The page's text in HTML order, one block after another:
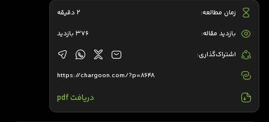
زمان مطالعه: 2 دقیقه
بازدید مقاله: 376 بازدید
اشتراک‌گذاری:
https://chargoon.com/?p=8648
دریافت pdf